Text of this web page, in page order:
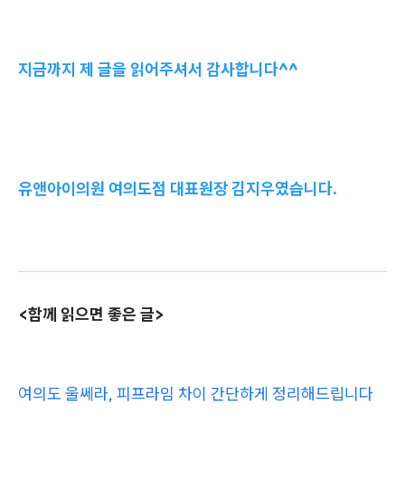
지금까지 제 글을 읽어주셔서 감사합니다^^
유앤아이의원 여의도점 대표원장 김지우였습니다.
<함께 읽으면 좋은 글>
여의도 울쎄라, 피프라임 차이 간단하게 정리해드립니다